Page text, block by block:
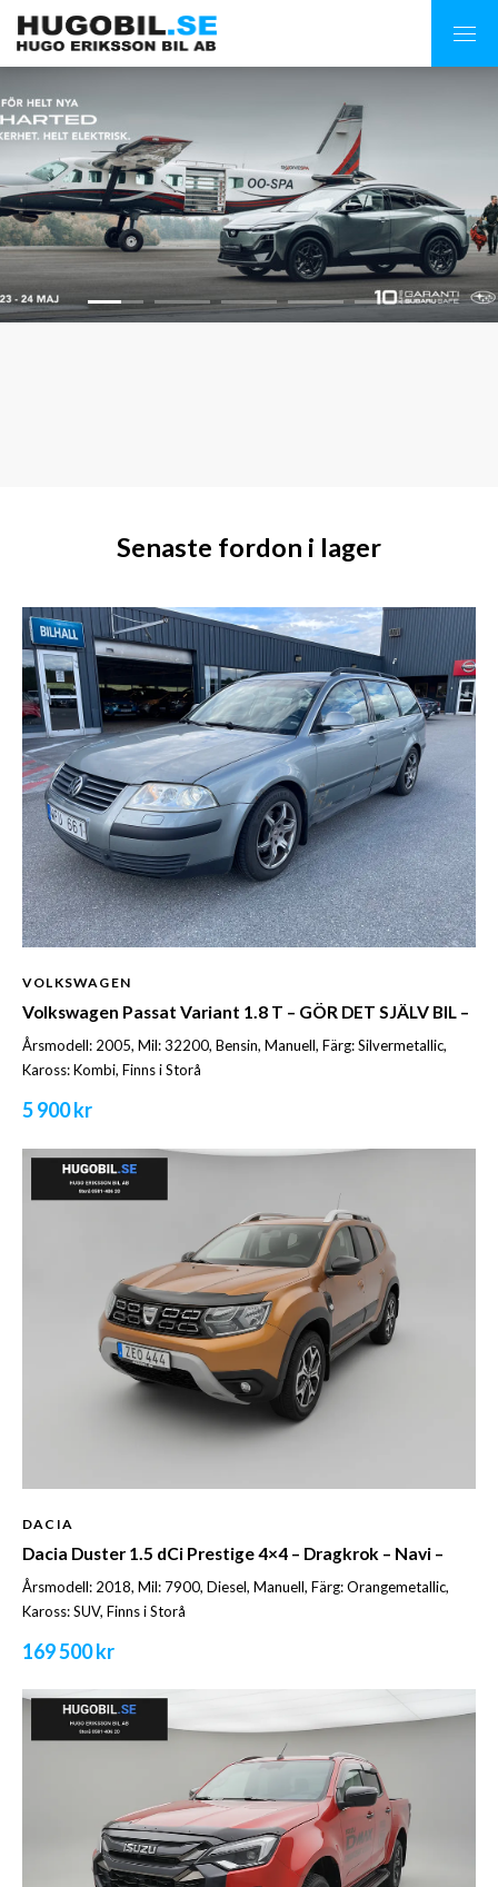
1 2 3
Senaste fordon i lager
VOLKSWAGEN
Volkswagen Passat Variant 1.8 T – GÖR DET SJÄLV BIL –
Årsmodell: 2005, Mil: 32200, Bensin, Manuell, Färg: Silvermetallic,
Kaross: Kombi, Finns i Storå
5 900 kr
DACIA
Dacia Duster 1.5 dCi Prestige 4×4 – Dragkrok – Navi –
Årsmodell: 2018, Mil: 7900, Diesel, Manuell, Färg: Orangemetallic,
Kaross: SUV, Finns i Storå
169 500 kr